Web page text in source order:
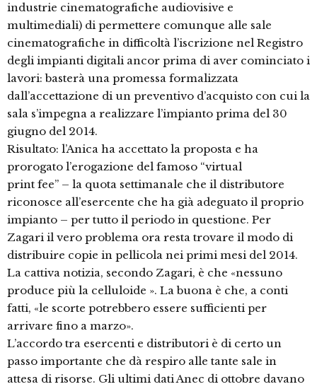
industrie cinematografiche audiovisive e
multimediali) di permettere comunque alle sale
cinematografiche in difficoltà l’iscrizione nel Registro
degli impianti digitali ancor prima di aver cominciato i
lavori: basterà una promessa formalizzata
dall’accettazione di un preventivo d’acquisto con cui la
sala s’impegna a realizzare l’impianto prima del 30
giugno del 2014.
Risultato: l’Anica ha accettato la proposta e ha
prorogato l’erogazione del famoso “virtual
print fee” – la quota settimanale che il distributore
riconosce all’esercente che ha già adeguato il proprio
impianto – per tutto il periodo in questione. Per
Zagari il vero problema ora resta trovare il modo di
distribuire copie in pellicola nei primi mesi del 2014.
La cattiva notizia, secondo Zagari, è che «nessuno
produce più la celluloide ». La buona è che, a conti
fatti, «le scorte potrebbero essere sufficienti per
arrivare fino a marzo».
L’accordo tra esercenti e distributori è di certo un
passo importante che dà respiro alle tante sale in
attesa di risorse. Gli ultimi dati Anec di ottobre davano